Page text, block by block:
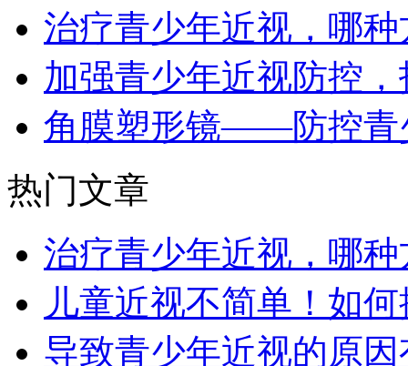
治疗青少年近视，哪
加强青少年近视防控
角膜塑形镜——防控青
热门文章
治疗青少年近视，哪
儿童近视不简单！如
导致青少年近视的原